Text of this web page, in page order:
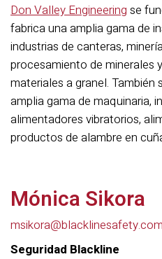
Don Valley Engineering se
fabrica una amplia gama de
industrias de canteras,
procesamiento de minerales
materiales a granel. También
amplia gama de maquinaria,
alimentadores vibratorios,
productos de alambre en
Mónica Sikora
msikora@blacklinesafety.com
Seguridad Blackline